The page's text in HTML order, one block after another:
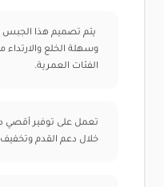
يتم تصميم هذا الجبس
وسهلة الخلع
الفئات العمرية.
تعمل على توفير أقصي
خلال دعم القدم